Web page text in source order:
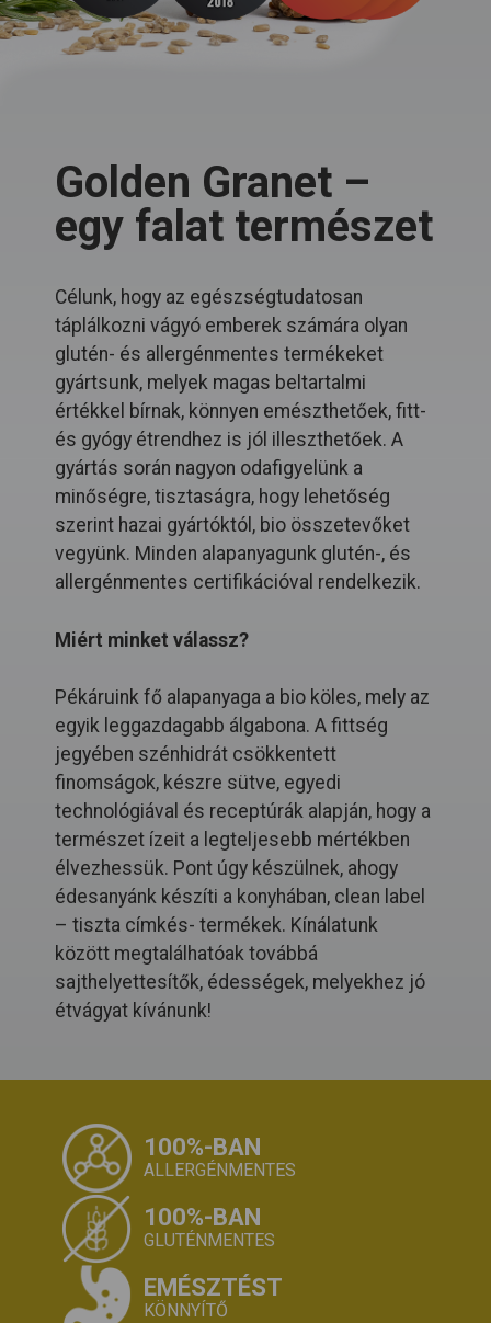
Golden Granet –
egy falat természet
Célunk, hogy az egészségtudatosan
táplálkozni vágyó emberek számára olyan
glutén- és allergénmentes termékeket
gyártsunk, melyek magas beltartalmi
értékkel bírnak, könnyen emészthetőek, fitt-
és gyógy étrendhez is jól illeszthetőek. A
gyártás során nagyon odafigyelünk a
minőségre, tisztaságra, hogy lehetőség
szerint hazai gyártóktól, bio összetevőket
vegyünk. Minden alapanyagunk glutén-, és
allergénmentes certifikációval rendelkezik.
Miért minket válassz?
Pékáruink fő alapanyaga a bio köles, mely az
egyik leggazdagabb álgabona. A fittség
jegyében szénhidrát csökkentett
finomságok, készre sütve, egyedi
technológiával és receptúrák alapján, hogy a
természet ízeit a legteljesebb mértékben
élvezhessük. Pont úgy készülnek, ahogy
édesanyánk készíti a konyhában, clean label
– tiszta címkés- termékek. Kínálatunk
között megtalálhatóak továbbá
sajthelyettesítők, édességek, melyekhez jó
étvágyat kívánunk!
100%-BAN
ALLERGÉNMENTES
100%-BAN
GLUTÉNMENTES
EMÉSZTÉST
KÖNNYÍTŐ